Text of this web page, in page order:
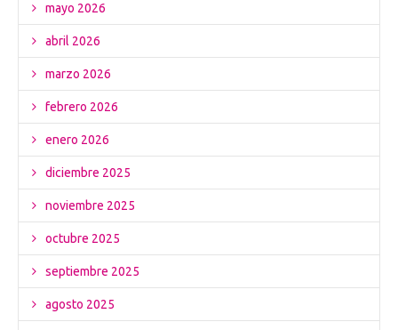
mayo 2026
abril 2026
marzo 2026
febrero 2026
enero 2026
diciembre 2025
noviembre 2025
octubre 2025
septiembre 2025
agosto 2025